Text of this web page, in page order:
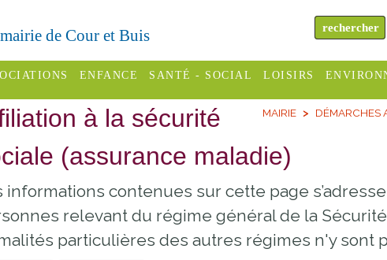
de Cour et Buis
des
des
ENFANCE
Assistantes
assistante
maternelle
SANTÉ - SOCIAL
Centres
CCAS
Conseil
LOISIRS
Offices
de
tourisme
Cinémas
MAIRIE DÉMARCHES
à la sécurité
(assurance maladie)
informations contenues sur cette page
relevant du régime général de la
particulières des autres régimes n'y sont